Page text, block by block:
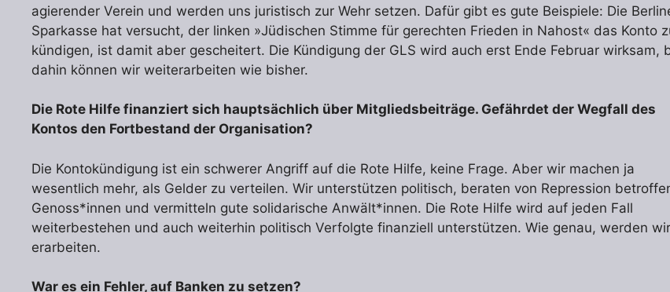
agierender Verein und werden uns juristisch zur Wehr setzen. Dafür gibt es gute Beispiele: Die
Sparkasse hat versucht, der linken »Jüdischen Stimme für gerechten Frieden in Nahost« das Konto
kündigen, ist damit aber gescheitert. Die Kündigung der GLS wird auch erst Ende Fe­bruar wirksam,
dahin können wir weiterarbeiten wie bisher.
Die Rote Hilfe finanziert sich hauptsächlich über Mitgliedsbeiträge. Gefährdet der Wegfall des
Kontos den Fortbestand der Organisation?
Die Kontokündigung ist ein schwerer Angriff auf die Rote Hilfe, keine Frage. Aber wir machen ja
wesentlich mehr, als Gelder zu verteilen. Wir unterstützen politisch, beraten von Repression
Genoss*innen und vermitteln gute solidarische Anwält*innen. Die Rote Hilfe wird auf jeden Fall
weiterbestehen und auch weiterhin politisch Verfolgte finanziell unterstützen. Wie genau, werden wir
erarbeiten.
War es ein Fehler, auf Banken zu setzen?